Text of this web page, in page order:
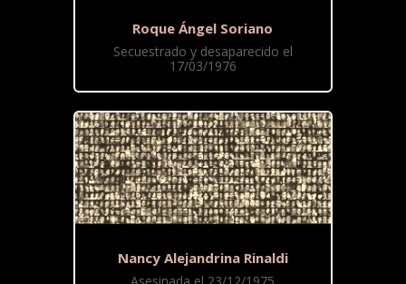
Roque Ángel Soriano
Secuestrado y desaparecido el
17/03/1976
Nancy Alejandrina Rinaldi